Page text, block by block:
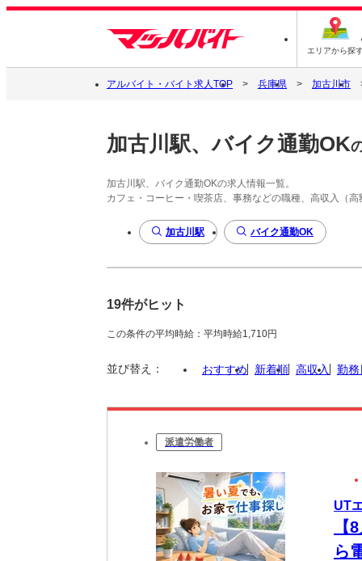
エリアから探
アルバイト・バイト求人TOP 兵庫県 加古川市
加古川駅、バイク通勤OK
加古川駅、バイク通勤OKの求人情報一覧。
カフェ・コーヒー・喫茶店、事務などの職種、高収入（
加古川駅 バイク通勤OK
19件がヒット
この条件の平均時給：平均時給1,710円
並び替え： おすすめ 新着順 高収入 勤務
派遣労働者
UT
【
ら